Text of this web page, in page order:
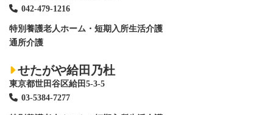
042-479-1216
特別養護老人ホーム ・短期入所生活介護
通所介護
せたがや給田乃杜
東京都世田谷区給田5-3-5
03-5384-7277